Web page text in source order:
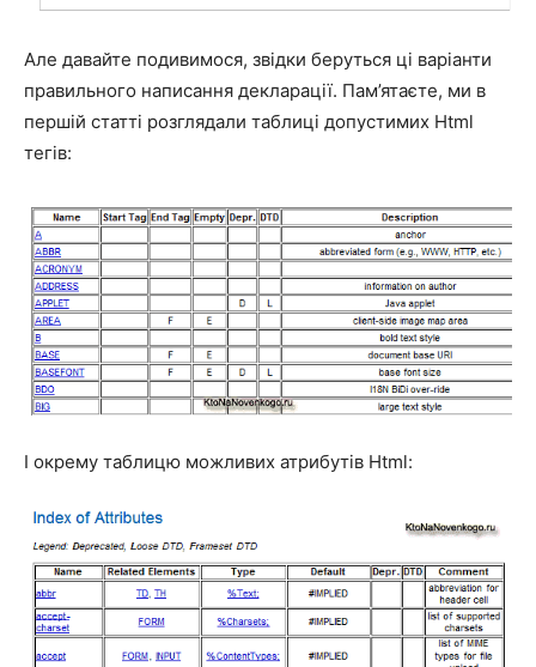
Але давайте подивимося, звідки беруться ці варіанти
правильного написання декларації. Пам’ятаєте, ми в
першій статті розглядали таблиці допустимих Html
тегів:
І окрему таблицю можливих атрибутів Html: